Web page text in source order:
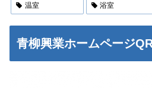
温室 浴室
青柳興業ホームページ